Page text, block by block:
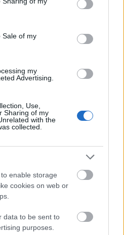
and its third-party tags to
purposes in below Google
Sale of my
my
Advertising.
Use,
Sharing of my
with the
collected.
enable storage
cookies on web or
data to be sent to
purposes.
szombattól másodfokúra